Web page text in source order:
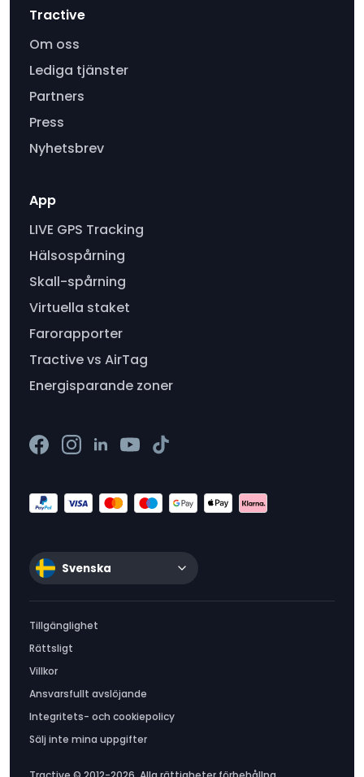
Tractive
Om oss
Lediga tjänster
Partners
Press
Nyhetsbrev
App
LIVE GPS Tracking
Hälsospårning
Skall-spårning
Virtuella staket
Farorapporter
Tractive vs AirTag
Energisparande zoner
Svenska
Tillgänglighet
Rättsligt
Villkor
Ansvarsfullt avslöjande
Integritets- och cookiepolicy
Sälj inte mina uppgifter